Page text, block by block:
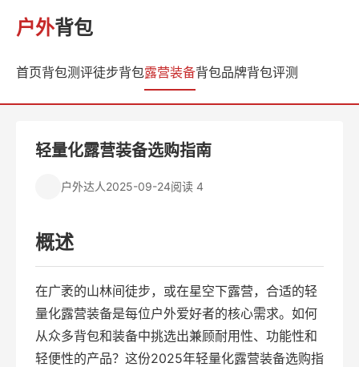
户外背包
首页背包测评徒步背包露营装备背包品牌背包评测
轻量化露营装备选购指南
户外达人2025-09-24阅读 4
概述
在广袤的山林间徒步，或在星空下露营，合适的轻
量化露营装备是每位户外爱好者的核心需求。如何
从众多背包和装备中挑选出兼顾耐用性、功能性和
轻便性的产品？这份2025年轻量化露营装备选购指